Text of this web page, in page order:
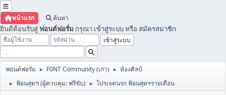
หน้าแรก ค้นหา
ยินดีต้อนรับสู่ ฟอนต์ฟอรั่ม กรุณา เข้าสู่ระบบหรือ สมัครสมาชิก
ฟอนต์ฟอรั่ม ► F0NT Community (เก่า) ► ห้องศิลป์
► ฟ้อนสุดฯ (ผู้ควบคุม:ฟรีขับ) ► โปรเจคนรก ฟ้อนสุดฯรายเดือน